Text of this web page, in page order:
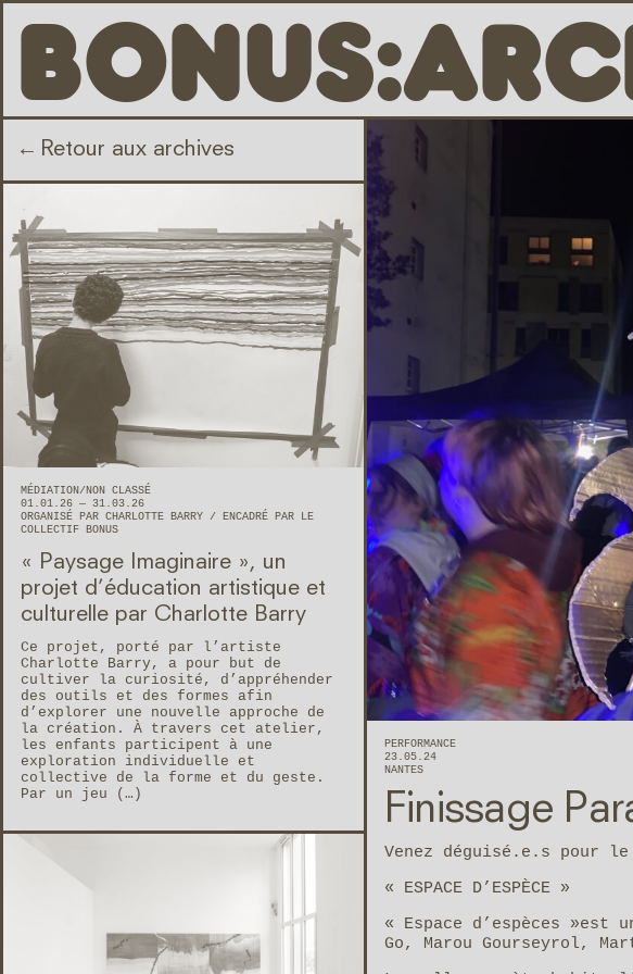
BONUS:
← Retour aux archives
PERFORMANCE
23.05.24
NANTES
Finissage
Venez déguisé.e.s pour
« ESPACE D’ESPÈCE »
« Espace d’espèces
Go, Marou Gourseyrol,
MÉDIATION NON CLASSÉ
01.01.26 — 31.03.26
ORGANISÉ PAR CHARLOTTE BARRY
ENCADRÉ PAR LE
COLLECTIF BONUS
« Paysage Imaginaire », un
projet d’éducation artistique et
culturelle par Charlotte Barry
Ce projet, porté par l’artiste
Charlotte Barry, a pour but de
cultiver la curiosité, d’appréhender
des outils et des formes afin
d’explorer une nouvelle approche de
la création. À travers cet atelier,
les enfants participent à une
exploration individuelle et
collective de la forme et du geste.
Par un jeu (…)